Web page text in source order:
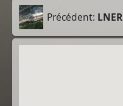
Précédent: LNER